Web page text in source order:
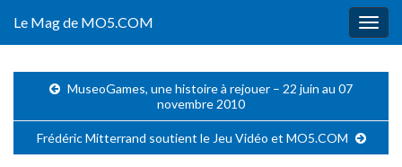
Le Mag de MO5.COM
MuseoGames, une histoire à rejouer – 22 juin au 07
novembre 2010
Frédéric Mitterrand soutient le Jeu Vidéo et MO5.COM